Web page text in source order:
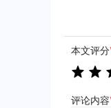
本文评分
评论内容